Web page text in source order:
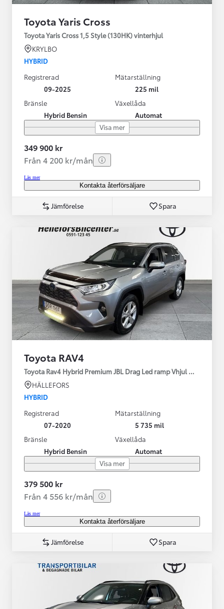
Toyota Yaris Cross
Toyota Yaris Cross 1,5 Style (130HK) vinterhjul
KRYLBO
HYBRID
Registrerad
09-2025
Mätarställning
225 mil
Bränsle
Hybrid Bensin
Växellåda
Automat
Visa mer
349 900 kr
Från 4 200 kr/mån
Läs mer
Kontakta återförsäljare
Jämförelse Spara
Toyota RAV4
Toyota Rav4 Hybrid Premium JBL Drag Led ramp Vhjul motorv
HÄLLEFORS
HYBRID
Registrerad
07-2020
Mätarställning
5 735 mil
Bränsle
Hybrid Bensin
Växellåda
Automat
Visa mer
379 500 kr
Från 4 556 kr/mån
Läs mer
Kontakta återförsäljare
Jämförelse Spara